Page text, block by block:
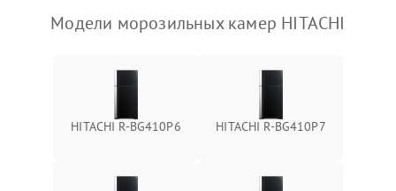
Модели морозильных камер HITACHI
HITACHI R-BG410P6 HITACHI R-BG410P7